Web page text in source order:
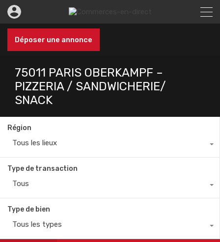
Déposer une annonce
75011 PARIS OBERKAMPF –
PIZZERIA / SANDWICHERIE/
SNACK
Région
Tous les lieux
Type de transaction
Tous
Type de bien
Tous les types